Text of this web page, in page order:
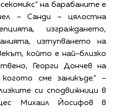
на барабаните е
– Санди – цялостна
изграждането,
изтупването на
който е най-близко
Георги Дончев на
сме заникъде.“ –
си сподвижници в
Михаил Йосифов в